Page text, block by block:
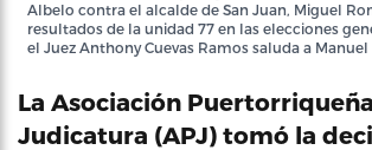
Albelo contra el alcalde de San Juan, Miguel
resultados de la unidad 77 en las elecciones
el Juez Anthony Cuevas Ramos saluda a
La Asociación
Judicatura (APJ) tomó la